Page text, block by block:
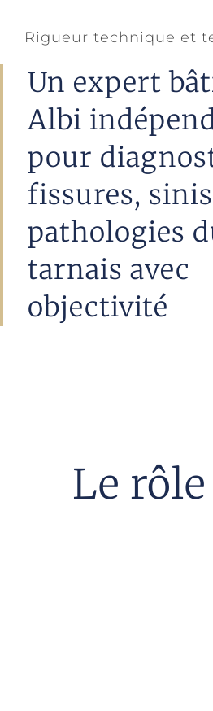
Rigueur technique et
Un expert
Albi
pour
fissures,
pathologies
tarnais avec
objectivité
Le